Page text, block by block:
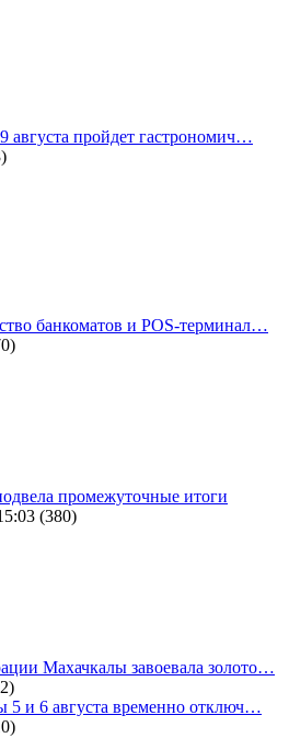
августа пройдет гастрономич…
банкоматов и POS-терминал…
промежуточные итоги
(380)
Махачкалы завоевала золото…
5 и 6 августа временно отключ…